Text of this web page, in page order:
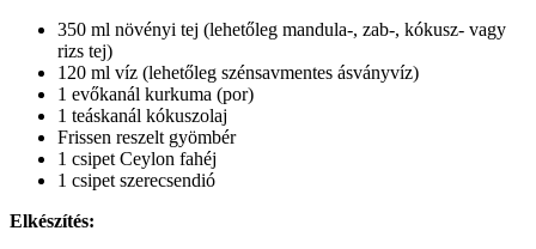
350 ml növényi tej (lehetőleg mandula-, zab-, kókusz- vagy
rizs tej)
120 ml víz (lehetőleg szénsavmentes ásványvíz)
1 evőkanál kurkuma (por)
1 teáskanál kókuszolaj
Frissen reszelt gyömbér
1 csipet Ceylon fahéj
1 csipet szerecsendió
Elkészítés: